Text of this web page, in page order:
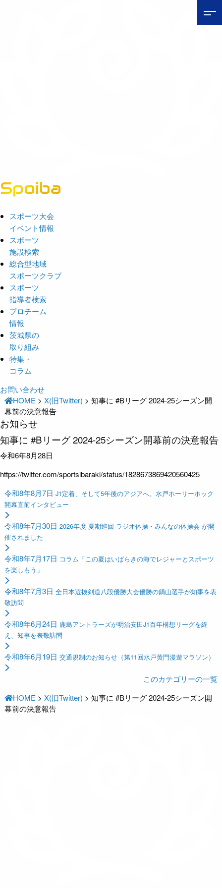
Spoiba
スポーツ大会
イベント情報
スポーツ
施設検索
総合型地域
スポーツクラブ
スポーツ
指導者検索
プロチーム
情報
茨城県の
取り組み
特集・
コラム
お問い合わせ
HOME >X(旧Twitter) >知事に #Bリーグ 2024-25シーズン開
幕前の決意報告
お知らせ
知事に #Bリーグ 2024-25シーズン開幕前の決意報告
令和6年8月28日
https://twitter.com/sportsibaraki/status/1828673869420560425
令和8年8月7日 J1定着、そして5年後のアジアへ。水戸ホーリーホック
開幕直前インタビュー
令和8年7月30日 2026年度 夏期巡回 ラジオ体操・みんなの体操会 が開
催されました
令和8年7月17日 コラム「この夏はいばらきの海でレジャーとスポーツ
を楽しもう」
令和8年7月3日 全日本選抜剣道八段優勝大会優勝の鍋山選手が知事を表
敬訪問
令和8年6月24日 鹿島アントラーズが明治安田J1百年構想リーグを終
え、知事を表敬訪問
令和8年6月19日 交通規制のお知らせ（第11回水戸黄門漫遊マラソン）
このカテゴリーの一覧
HOME >X(旧Twitter) >知事に #Bリーグ 2024-25シーズン開
幕前の決意報告